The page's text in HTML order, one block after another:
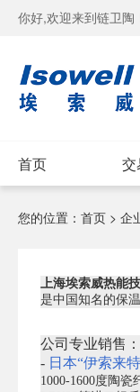
你好,欢迎来到链卫陶
首页 交
您的位置： 首页 > 企
上海埃索威热能
是中国知名的保
公司专业销售：
- 日本“伊索来
1000-1600度陶瓷